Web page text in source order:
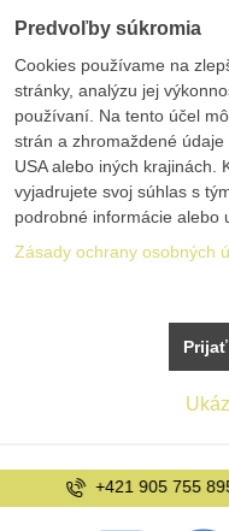
Predvoľby súkromia
Cookies používame na
stránky, analýzu jej
používaní. Na tento účel
strán a zhromaždené
USA alebo iných krajinách.
vyjadrujete svoj súhlas s
podrobné informácie alebo
Zásady ochrany osobných